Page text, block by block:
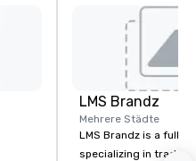
LMS Brandz
Mehrere Städte
LMS Brandz is a full-
specializing in trade